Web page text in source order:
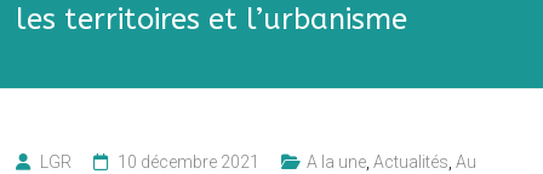
les territoires et l’urbanisme
LGR 10 décembre 2021 A la une ,Actualités ,Au